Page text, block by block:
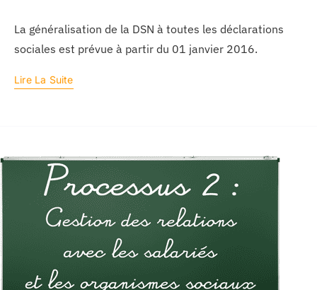
La généralisation de la DSN à toutes les déclarations
sociales est prévue à partir du 01 janvier 2016.
Lire La Suite